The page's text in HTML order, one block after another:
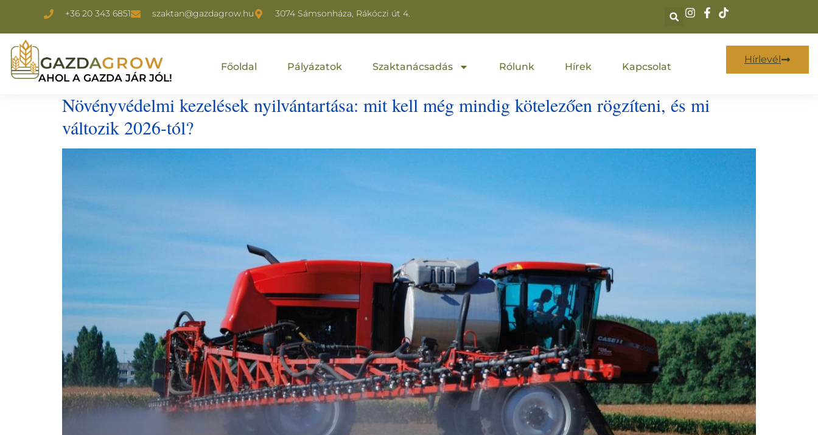
+36 20 343 6851 szaktan@gazdagrow.hu 3074 Sámsonháza, Rákóczi út 4.
Főoldal Pályázatok Szaktanácsadás Rólunk Hírek Kapcsolat
Hírlevél
AHOL A GAZDA JÁR JÓL!
Növényvédelmi kezelések nyilvántartása: mit kell még mindig kötelezően rögzíteni, és mi
változik 2026-tól?